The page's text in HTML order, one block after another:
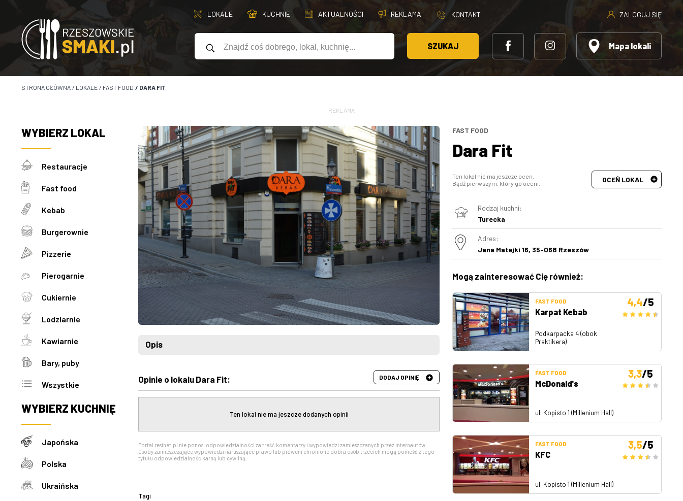
LOKALE KUCHNIE AKTUALNOŚCI REKLAMA KONTAKT ZALOGUJ SIĘ
SZUKAJ Mapa lokali
STRONA GŁÓWNA / LOKALE / FAST FOOD / DARA FIT
REKLAMA
WYBIERZ LOKAL
Restauracje
Fast food
Kebab
Burgerownie
Pizzerie
Pierogarnie
Cukiernie
Lodziarnie
Kawiarnie
Bary, puby
Wszystkie
WYBIERZ KUCHNIĘ
Japońska
Polska
Ukraińska
Opis
Opinie o lokalu Dara Fit: DODAJ OPINIĘ
Ten lokal nie ma jeszcze dodanych opinii
Portal resinet.pl nie ponosi odpowiedzialności za treść komentarzy i wypowiedzi zamieszczanych przez internautów.
Osoby zamieszczające wypowiedzi naruszające prawo lub prawem chronione dobra osób trzecich mogą ponieść z tego
tytułu odpowiedzialność karną lub cywilną.
Tagi
FAST FOOD
Dara Fit
Ten lokal nie ma jeszcze ocen.
Bądź pierwszym, który go oceni.
OCEŃ LOKAL
Rodzaj kuchni:
Turecka
Adres:
Jana Matejki 16, 35-068 Rzeszów
Mogą zainteresować Cię również:
FAST FOOD
Karpat Kebab
Podkarpacka 4 (obok
Praktikera)
4,4/5
FAST FOOD
McDonald's
ul. Kopisto 1 (Millenium Hall)
3,3/5
FAST FOOD
KFC
ul. Kopisto 1 (Millenium Hall)
3,5/5